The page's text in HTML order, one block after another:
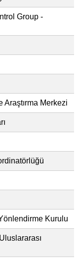
Group -
Merkezi
Kurulu